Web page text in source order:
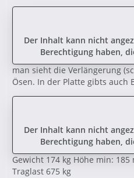
Der Inhalt kann nicht
Berechtigung haben,
man sieht die Verlängerung
Ösen. In der Platte gibts auch
Der Inhalt kann nicht
Berechtigung haben,
Gewicht 174 kg Höhe min:
Traglast 675 kg